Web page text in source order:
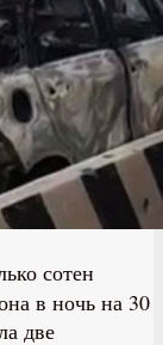
сотен
в ночь на 30
две